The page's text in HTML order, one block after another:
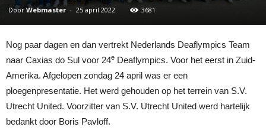
Door Webmaster - 25 april 2022 3681
Nog paar dagen en dan vertrekt Nederlands Deaflympics Team
naar Caxias do Sul voor 24e Deaflympics. Voor het eerst in Zuid-
Amerika. Afgelopen zondag 24 april was er een
ploegenpresentatie. Het werd gehouden op het terrein van S.V.
Utrecht United. Voorzitter van S.V. Utrecht United werd hartelijk
bedankt door Boris Pavloff.